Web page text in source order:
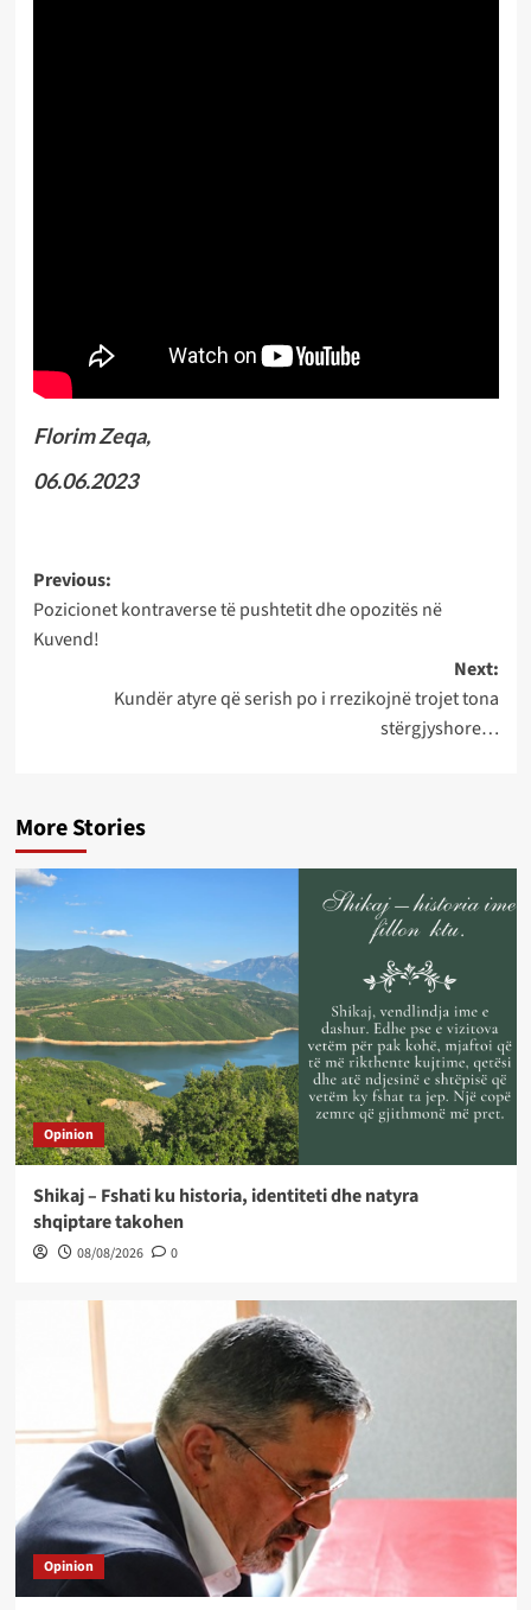
Florim Zeqa,
06.06.2023
Post
navigation
Previous:
Pozicionet kontraverse të pushtetit dhe opozitës në
Kuvend!
Next:
Kundër atyre që serish po i rrezikojnë trojet tona
stërgjyshore…
More Stories
Opinion
Shikaj – Fshati ku historia, identiteti dhe natyra
shqiptare takohen
08/08/2026 0
Opinion